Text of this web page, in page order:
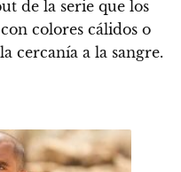
de la serie que los
colores cálidos o
cercanía a la sangre.